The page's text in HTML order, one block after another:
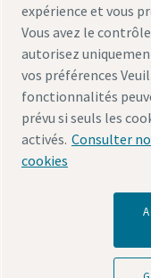
Tout ce que
processus de
Découvrez
pneumatique plus
Legal & Privacy
© 2026 Atlas Copco AB
Découvrez
œuvre une
expérience et vous
Vous avez le
autorisez
vos préférences
fonctionnalités
prévu si seuls les
activés. Consulter
cookies